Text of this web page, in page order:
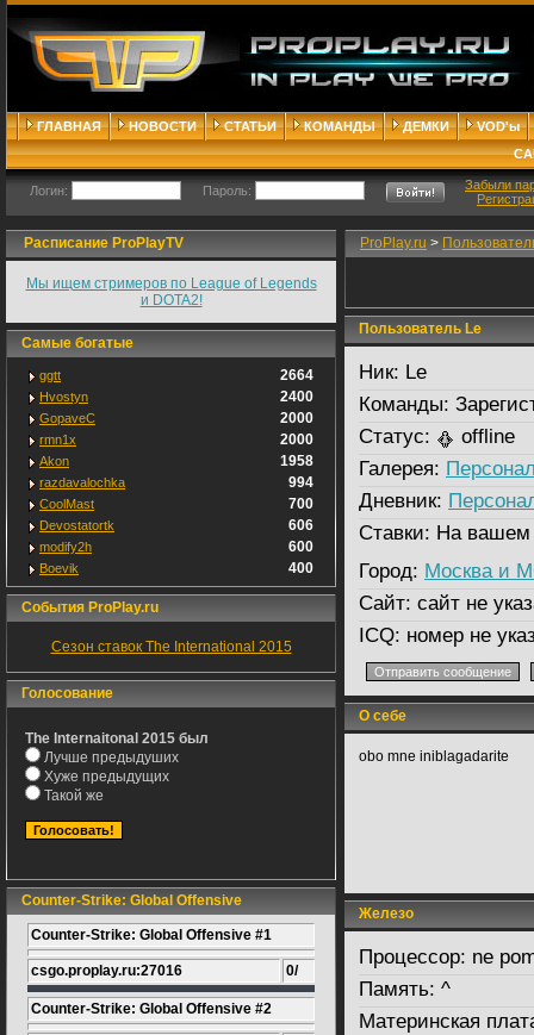
ГЛАВНАЯ НОВОСТИ СТАТЬИ КОМАНДЫ ДЕМКИ
VOD'ы
Логин: Пароль:
Забыли
Расписание ProPlayTV
Мы ищем стримеров по League of Legends
и DOTA2!
Самые богатые
ggtt 2664
Hvostyn 2400
GopaveC 2000
rmn1x 2000
Akon 1958
razdavalochka 994
CoolMast 700
Devostatortk 606
modify2h 600
Boevik 400
События ProPlay.ru
Сезон ставок The International 2015
Голосование
The Internaitonal 2015 был
Лучше предыдуших
Хуже предыдущих
Такой же
Counter-Strike: Global Offensive
Counter-Strike: Global Offensive #1
csgo.proplay.ru:27016 0/
Counter-Strike: Global Offensive #2
ProPlay.ru >
Пользователь Le
Ник: Le
Команды:
Статус:
offline
Галерея:
Дневник:
Ставки: На вашем
Город: Москва и
Сайт: сайт не
ICQ: номер не
О себе
obo mne iniblagadarite
Железо
Процессор: ne
Память: ^
Материнская